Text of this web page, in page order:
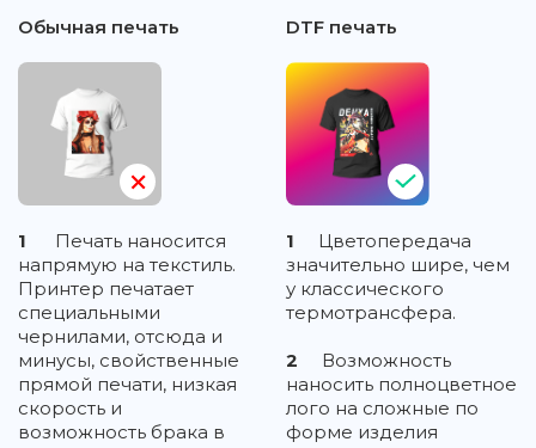
Обычная печать
1
Печать наносится
напрямую на текстиль.
Принтер печатает
специальными
чернилами, отсюда и
минусы, свойственные
прямой печати, низкая
скорость и
возможность брака в
DTF печать
1
Цветопередача
значительно шире, чем
у классического
термотрансфера.
2
Возможность
наносить полноцветное
лого на сложные по
форме изделия